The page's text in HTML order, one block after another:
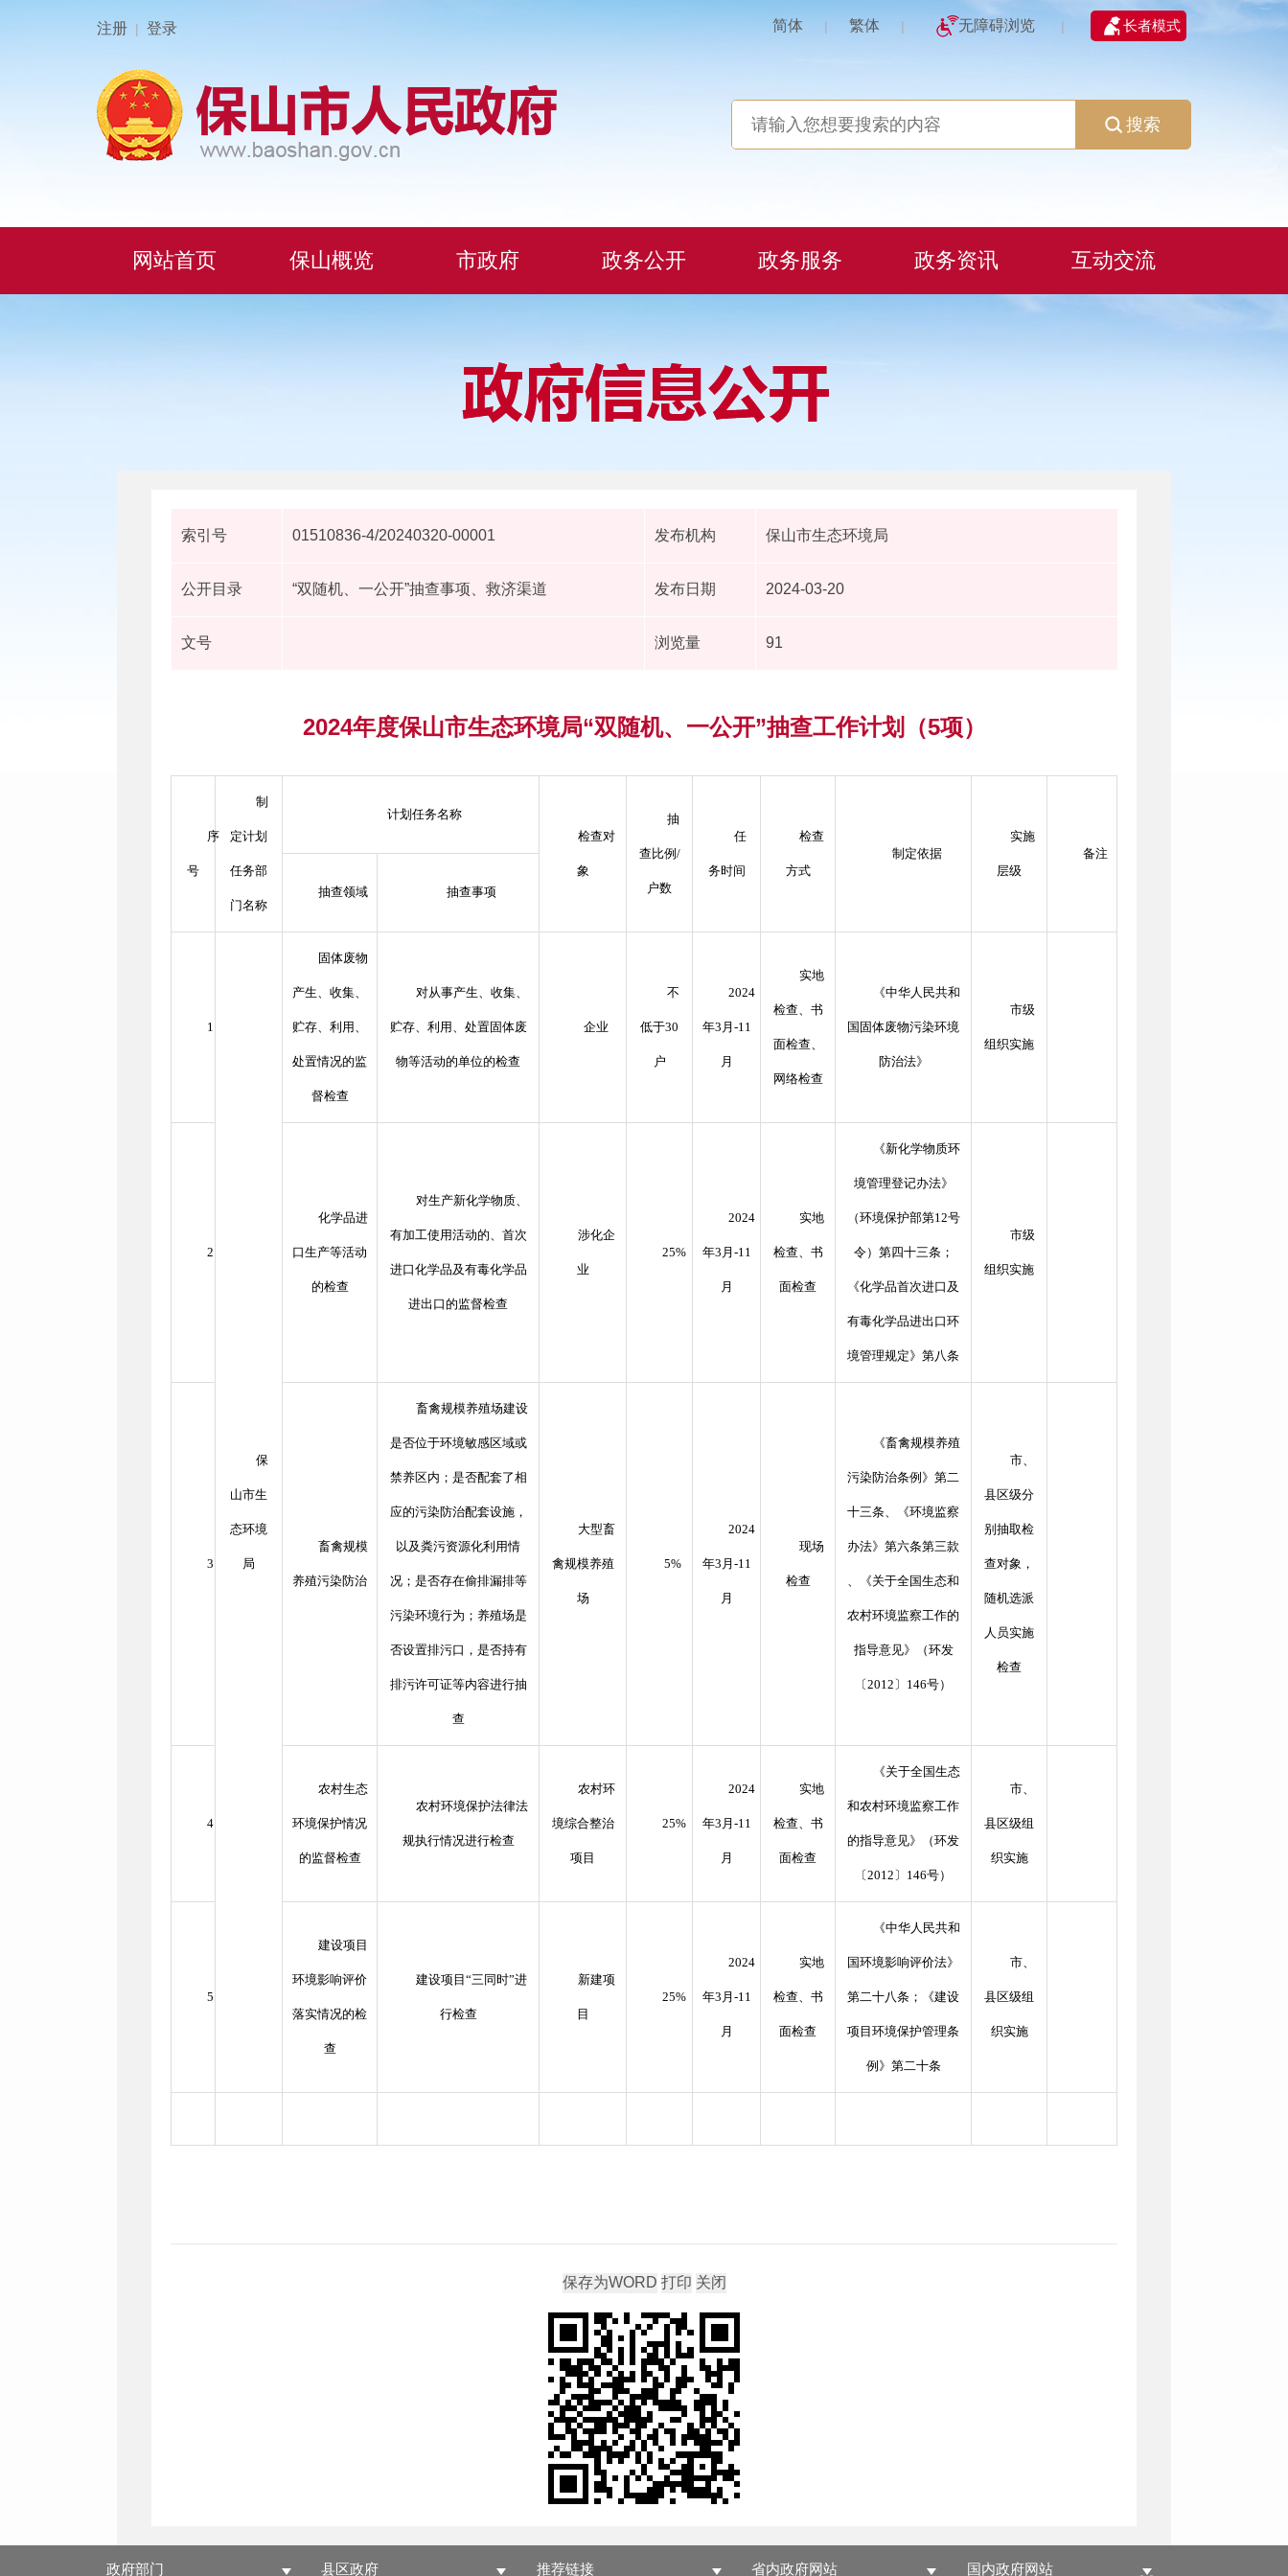
注册 | 登录 简体 | 繁体 | 无障碍浏览 | 长者模式
搜索
网站首页 保山概览 市政府 政务公开 政务服务 政务资讯 互动交流
索引号 01510836-4/20240320-00001 发布机构 保山市生态环境局
公开目录 “双随机、一公开”抽查事项、救济渠道 发布日期 2024-03-20
文号 浏览量 91
2024年度保山市生态环境局“双随机、一公开”抽查工作计划（5项）
序
号
制
定计划
任务部
门名称
计划任务名称
检查对
象
抽
查比例/
户数
任
务时间
检查
方式
制定依据
实施
层级
备注
抽查领域 抽查事项
1
保
山市生
态环境
局
固体废物
产生、收集、
贮存、利用、
处置情况的监
督检查
对从事产生、收集、
贮存、利用、处置固体废
物等活动的单位的检查
企业
不
低于30
户
2024
年3 月 -11
月
实地
检查、书
面检查、
网络检查
《中华人民共和
国固体废物污染环境
防治法》
市级
组织实施
2
化学品进
口生产等活动
的检查
对生产新化学物质、
有加工使用活动的、首次
进口化学品及有毒化学品
进出口的监督检查
涉化企
业
25%
2024
年3月-11
月
实地
检查、书
面检查
《新化学物质环
境管理登记办法》
（环境保护部第12号
令）第四十三条；
《化学品首次进口及
有毒化学品进出口环
境管理规定》第八条
市级
组织实施
3
畜禽规模
养殖污染防治
畜禽规模养殖场建设
是否位于环境敏感区域或
禁养区内；是否配套了相
应的污染防治配套设施，
以及粪污资源化利用情
况；是否存在偷排漏排等
污染环境行为；养殖场是
否设置排污口，是否持有
排污许可证等内容进行抽
查
大型畜
禽规模养殖
场
5%
2024
年3 月 -11
月
现场
检查
《畜禽规模养殖
污染防治条例》第二
十三条、《环境监察
办法》第六条第三款
、《关于全国生态和
农村环境监察工作的
指导意见》（环发
〔2012〕146号）
市、
县区级分
别抽取检
查对象，
随机选派
人员实施
检查
4
农村生态
环境保护情况
的监督检查
农村环境保护法律法
规执行情况进行检查
农村环
境综合整治
项目
25%
2024
年3 月 -11
月
实地
检查、书
面检查
《关于全国生态
和农村环境监察工作
的指导意见》（环发
〔2012 〕 146号）
市、
县区级组
织实施
5
建设项目
环境影响评价
落实情况的检
查
建设项目 “三同时”进
行检查
新建项
目
25%
2024
年3 月 -11
月
实地
检查、书
面检查
《中华人民共和
国环境影响评价法》
第二十八条；《建设
项目环境保护管理条
例》第二十条
市、
县区级组
织实施
政府部门 县区政府 推荐链接 省内政府网站 国内政府网站